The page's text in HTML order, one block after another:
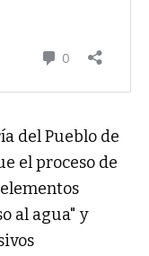
del Pueblo de
el proceso de
al agua" y